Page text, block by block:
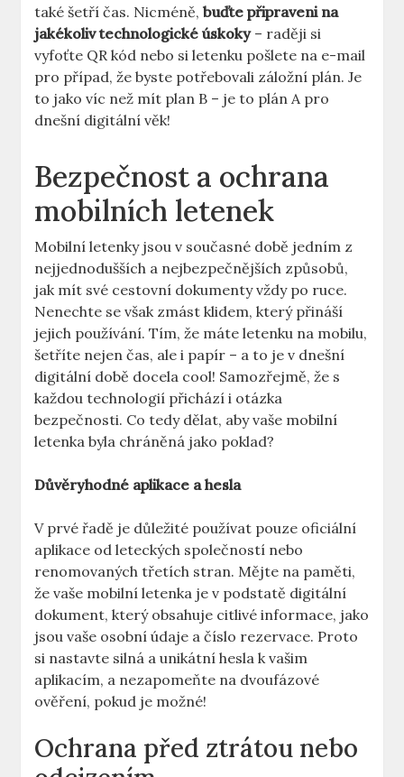
také šetří čas. Nicméně,buďte připraveni na
jakékoliv technologické úskoky– raději si
vyfoťte QR kód nebo si letenku pošlete na e-mail
pro případ, že byste potřebovali záložní plán. Je
to jako víc než mít plan B – je to plán A pro
dnešní digitální věk!
Bezpečnost a ochrana
mobilních letenek
Mobilní letenky jsou v současné době jedním z
nejjednodušších a nejbezpečnějších způsobů,
jak mít své cestovní dokumenty vždy po ruce.
Nenechte se však zmást klidem, který přináší
jejich používání. Tím, že máte letenku na mobilu,
šetříte nejen čas, ale i papír – a to je v dnešní
digitální době docela cool! Samozřejmě, že s
každou technologií přichází i otázka
bezpečnosti. Co tedy dělat, aby vaše mobilní
letenka byla chráněná jako poklad?
Důvěryhodné aplikace a hesla
V prvé řadě je důležité používat pouze oficiální
aplikace od leteckých společností nebo
renomovaných třetích stran. Mějte na paměti,
že vaše mobilní letenka je v podstatě digitální
dokument, který obsahuje citlivé informace, jako
jsou vaše osobní údaje a číslo rezervace. Proto
si nastavte silná a unikátní hesla k vašim
aplikacím, a nezapomeňte na dvoufázové
ověření, pokud je možné!
Ochrana před ztrátou nebo